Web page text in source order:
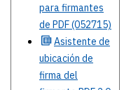
para firmantes
de PDF (052715)
Asistente de
ubicación de
firma del